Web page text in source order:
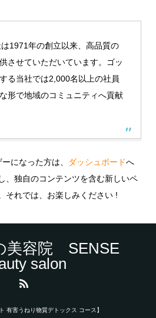
1971年の創立以来、高品質の
させていただいています。ゴッ
る当社では2,000名以上の社員
形で地域のコミュニティへ貢献
になった方は、 ダッシュボードへ
、独自のコンテンツを含む新しいペ
それでは、お楽しみください !
美容院 SENSE
salon
有害うねり物質デトックス コース】